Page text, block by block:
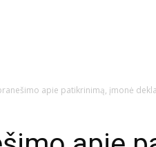
apie patikrinimą, įmonė